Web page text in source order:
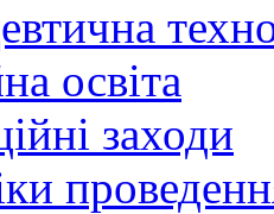
освіта
заходи